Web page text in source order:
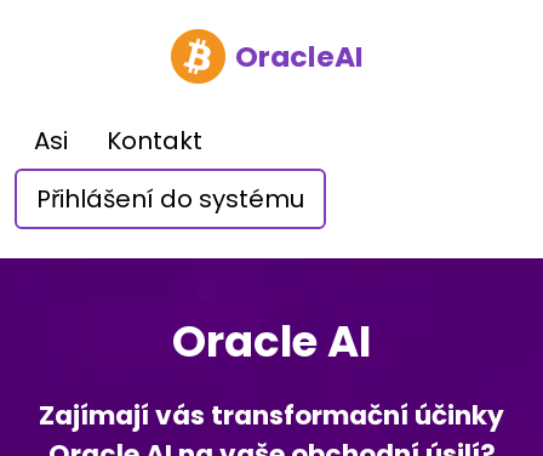
OracleAI
Asi
Kontakt
Přihlášení do systému
Oracle AI
Zajímají vás transformační účinky